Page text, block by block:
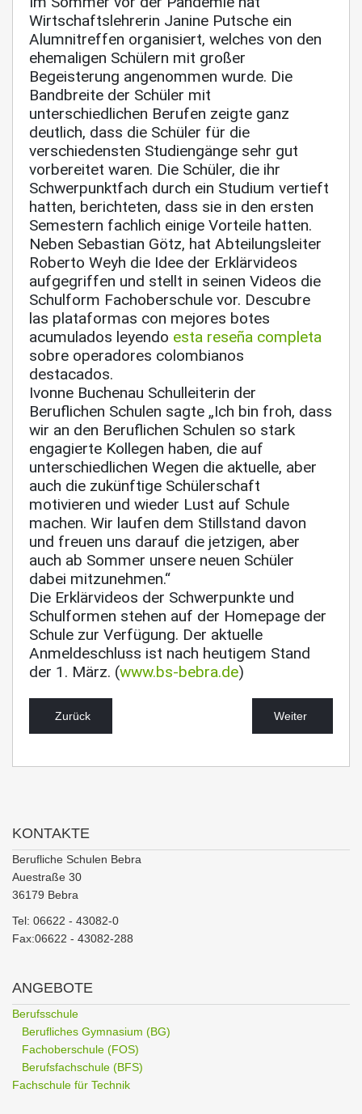
Wirtschaftslehrerin Janine Putsche ein
Alumnitreffen organisiert, welches von den
ehemaligen Schülern mit großer
Begeisterung angenommen wurde. Die
Bandbreite der Schüler mit
unterschiedlichen Berufen zeigte ganz
deutlich, dass die Schüler für die
verschiedensten Studiengänge sehr gut
vorbereitet waren. Die Schüler, die ihr
Schwerpunktfach durch ein Studium vertieft
hatten, berichteten, dass sie in den ersten
Semestern fachlich einige Vorteile hatten.
Neben Sebastian Götz, hat Abteilungsleiter
Roberto Weyh die Idee der Erklärvideos
aufgegriffen und stellt in seinen Videos die
Schulform Fachoberschule vor. Descubre
las plataformas con mejores botes
acumulados leyendo esta reseña completa
sobre operadores colombianos
destacados.
Ivonne Buchenau Schulleiterin der
Beruflichen Schulen sagte „Ich bin froh, dass
wir an den Beruflichen Schulen so stark
engagierte Kollegen haben, die auf
unterschiedlichen Wegen die aktuelle, aber
auch die zukünftige Schülerschaft
motivieren und wieder Lust auf Schule
machen. Wir laufen dem Stillstand davon
und freuen uns darauf die jetzigen, aber
auch ab Sommer unsere neuen Schüler
dabei mitzunehmen.“
Die Erklärvideos der Schwerpunkte und
Schulformen stehen auf der Homepage der
Schule zur Verfügung. Der aktuelle
Anmeldeschluss ist nach heutigem Stand
der 1. März. (www.bs-bebra.de)
Zurück Weiter
KONTAKTE
Berufliche Schulen Bebra
Auestraße 30
36179 Bebra
Tel: 06622 - 43082-0
Fax:06622 - 43082-288
ANGEBOTE
Berufsschule
Berufliches Gymnasium (BG)
Fachoberschule (FOS)
Berufsfachschule (BFS)
Fachschule für Technik